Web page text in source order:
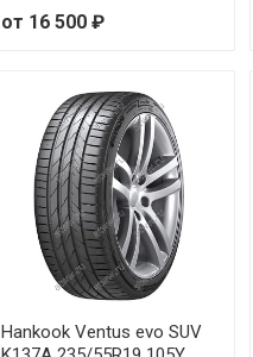
от 16 500 ₽
Hankook Ventus evo SUV